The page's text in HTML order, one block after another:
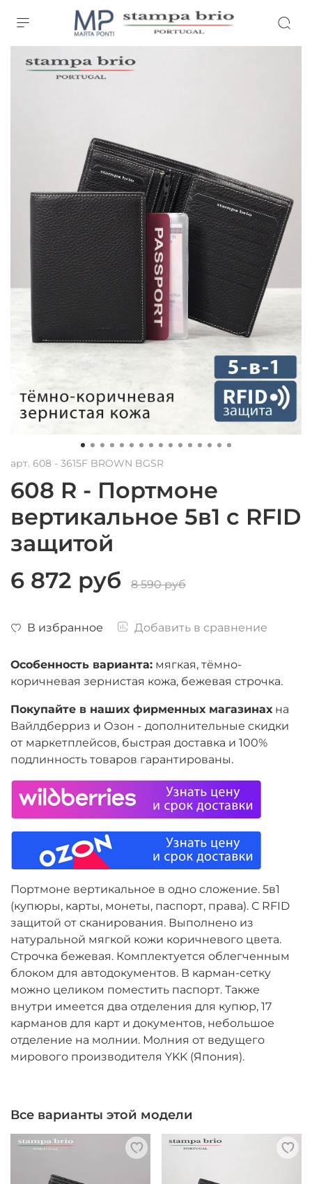
арт. 608 - 3615F BROWN BGSR
608 R - Портмоне
вертикальное 5в1 с RFID
защитой
В избранное Добавить в сравнение
6 872 руб 8 590 руб
Особенность варианта: мягкая, тёмно-
коричневая зернистая кожа, бежевая строчка.
Покупайте в наших фирменных магазинахна
Вайлдберриз и Озон - дополнительные скидки
от маркетплейсов, быстрая доставка и 100%
подлинность товаров гарантированы.
Портмоне вертикальное в одно сложение. 5в1
(купюры, карты, монеты, паспорт, права). С RFID
защитой от сканирования. Выполнено из
натуральной мягкой кожи коричневого цвета.
Строчка бежевая. Комплектуется облегченным
блоком для автодокументов. В карман-сетку
можно целиком поместить паспорт. Также
внутри имеется два отделения для купюр, 17
карманов для карт и документов, небольшое
отделение на молнии. Молния от ведущего
мирового производителя YKK (Япония).
Все варианты этой модели